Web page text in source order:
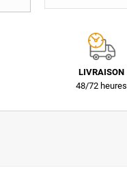
LIVRAISON
48/72 heures